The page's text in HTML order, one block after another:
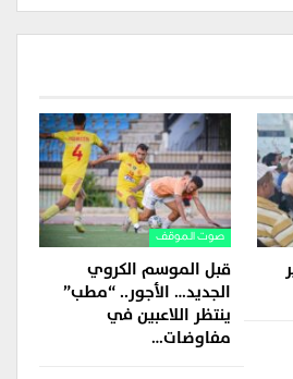
صوت الموقف
قبل الموسم الكروي
الجديد… الأجور.. “مطب”
ينتظر اللاعبين في
مفاوضات…